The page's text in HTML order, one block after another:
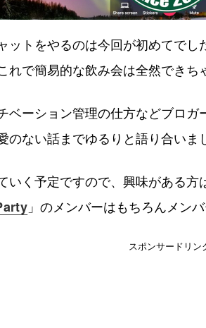
ットをやるのは今回が初めてでし
れで簡易的な飲み会は全然できち
ベーション管理の仕方などブロ
のない話までゆるりと語り合いま
いく予定ですので、興味がある方
」のメンバーはもちろんメン
スポンサードリン